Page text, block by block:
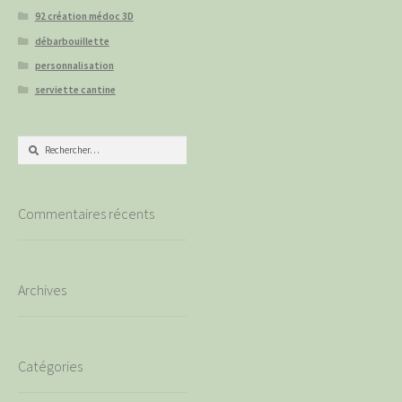
92 création médoc 3D
débarbouillette
personnalisation
serviette cantine
Commentaires récents
Archives
Catégories